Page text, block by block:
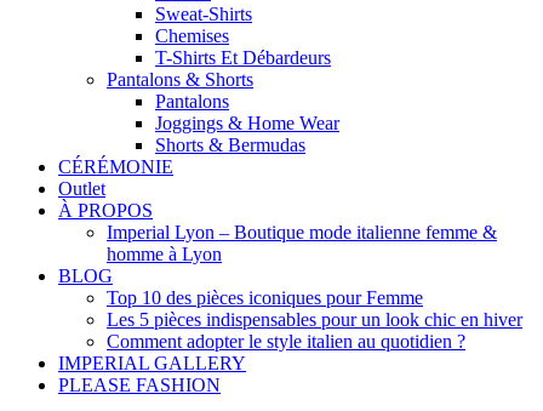
Sweat-Shirts
Chemises
T-Shirts Et Débardeurs
Pantalons & Shorts
Pantalons
Joggings & Home Wear
Shorts & Bermudas
CÉRÉMONIE
Outlet
À PROPOS
Imperial Lyon – Boutique mode italienne femme &
homme à Lyon
BLOG
Top 10 des pièces iconiques pour Femme
Les 5 pièces indispensables pour un look chic en hiver
Comment adopter le style italien au quotidien ?
IMPERIAL GALLERY
PLEASE FASHION